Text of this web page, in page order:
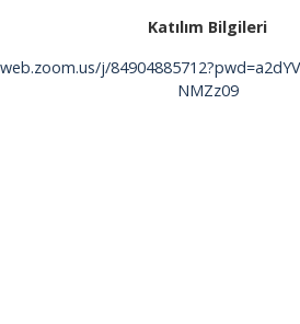
Katılım Bilgileri
j/
NMZz09